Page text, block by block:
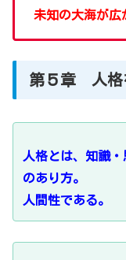
未知の大海が広
第５章 人格
人格とは、知識
のあり方。
人間性である。